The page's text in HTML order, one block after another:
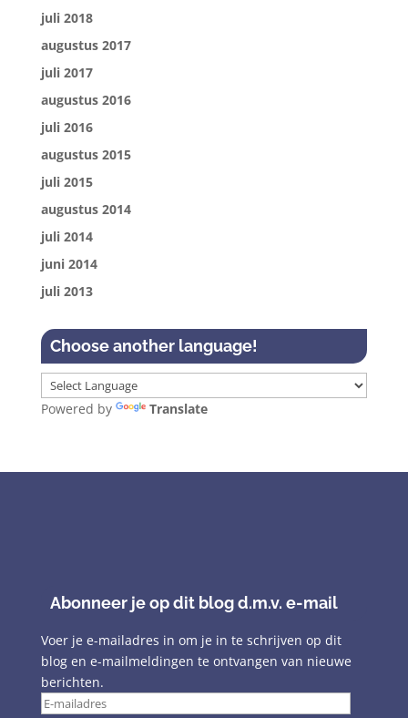
juli 2018
augustus 2017
juli 2017
augustus 2016
juli 2016
augustus 2015
juli 2015
augustus 2014
juli 2014
juni 2014
juli 2013
Choose another language!
Powered by Translate
Abonneer je op dit blog d.m.v. e-mail
Voer je e-mailadres in om je in te schrijven op dit
blog en e-mailmeldingen te ontvangen van nieuwe
berichten.
E-